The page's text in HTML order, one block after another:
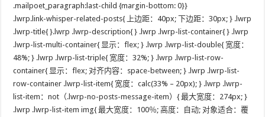
.mailpoet_paragraph:last-child {margin-bottom: 0}}
.lwrp.link-whisper-related-posts{ 上边距：40px; 下边距：30px; } .lwrp
.lwrp-title{ }.lwrp .lwrp-description{ } .lwrp .lwrp-list-container{ } .lwrp
.lwrp-list-multi-container{ 显示：flex; } .lwrp .lwrp-list-double{ 宽度：
48%; } .lwrp .lwrp-list-triple{ 宽度：32%; } .lwrp .lwrp-list-row-
container{ 显示：flex; 对齐内容：space-between; } .lwrp .lwrp-list-
row-container .lwrp-list-item{ 宽度：calc(33% – 20px); } .lwrp .lwrp-
list-item：not（.lwrp-no-posts-message-item）{ 最大宽度：274px; }
.lwrp .lwrp-list-item img{ 最大宽度：100％; 高度：自动; 对象适合：覆